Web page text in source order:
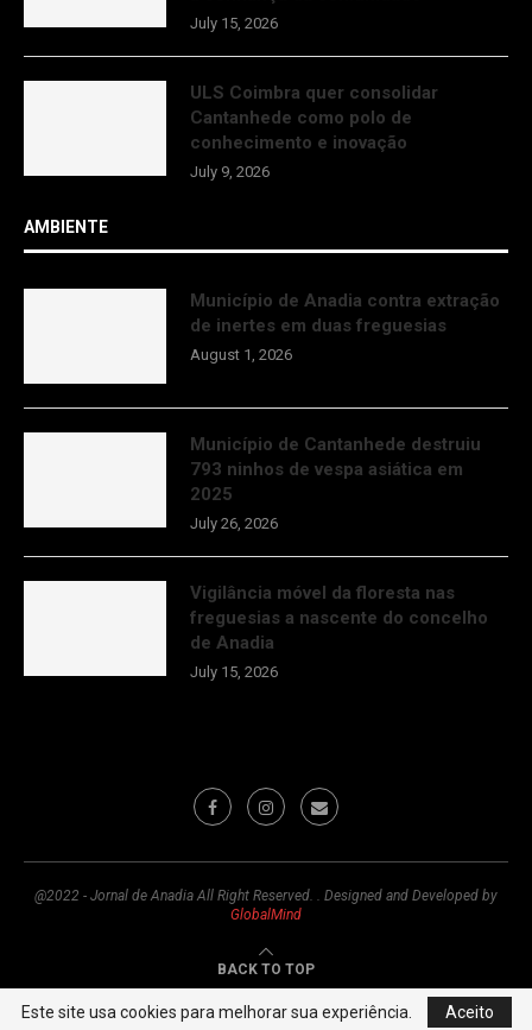
July 15, 2026
ULS Coimbra quer consolidar
Cantanhede como polo de
conhecimento e inovação
July 9, 2026
AMBIENTE
Município de Anadia contra extração
de inertes em duas freguesias
August 1, 2026
Município de Cantanhede destruiu
793 ninhos de vespa asiática em
2025
July 26, 2026
Vigilância móvel da floresta nas
freguesias a nascente do concelho
de Anadia
July 15, 2026
@2022 - Jornal de Anadia All Right Reserved. . Designed and Developed by
GlobalMind
BACK TO TOP
Este site usa cookies para melhorar sua experiência. Aceito